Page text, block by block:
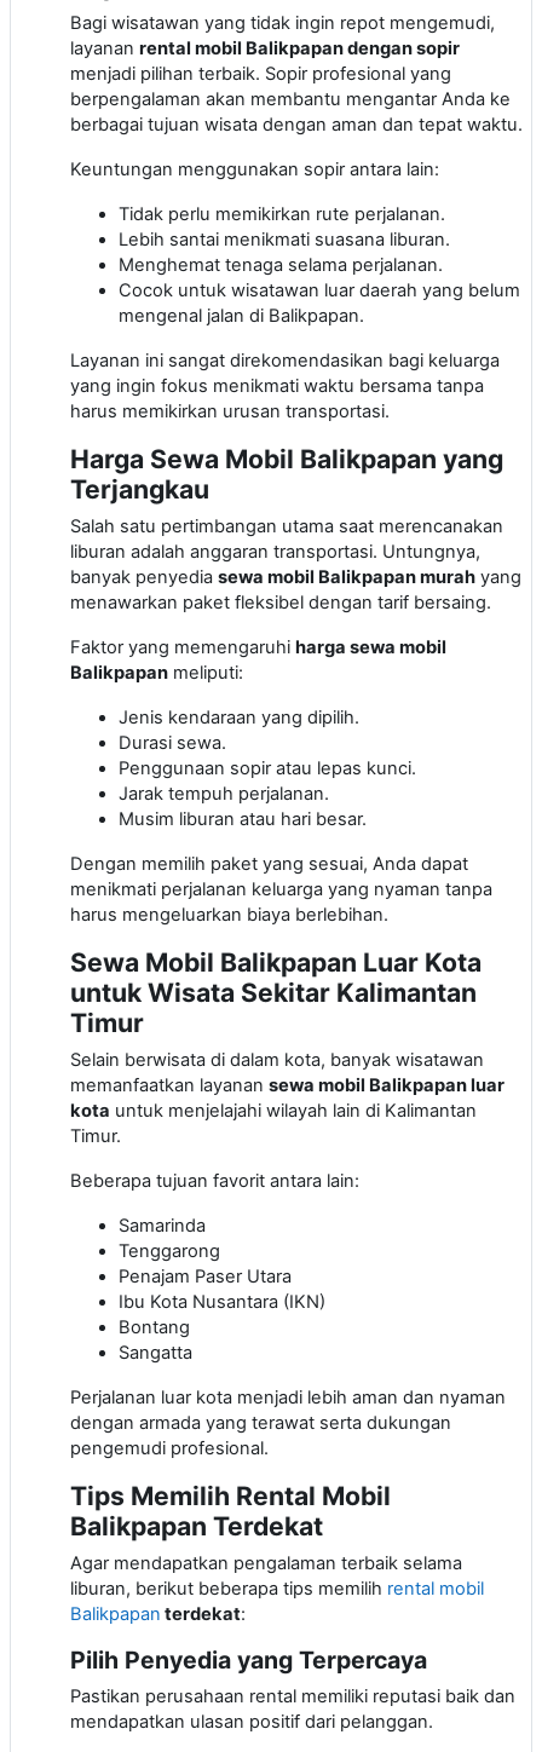
Bagi wisatawan yang tidak ingin repot mengemudi,
layanan rental mobil Balikpapan dengan sopir
menjadi pilihan terbaik. Sopir profesional yang
berpengalaman akan membantu mengantar Anda ke
berbagai tujuan wisata dengan aman dan tepat waktu.
Keuntungan menggunakan sopir antara lain:
Tidak perlu memikirkan rute perjalanan.
Lebih santai menikmati suasana liburan.
Menghemat tenaga selama perjalanan.
Cocok untuk wisatawan luar daerah yang belum
mengenal jalan di Balikpapan.
Layanan ini sangat direkomendasikan bagi keluarga
yang ingin fokus menikmati waktu bersama tanpa
harus memikirkan urusan transportasi.
Harga Sewa Mobil Balikpapan yang
Terjangkau
Salah satu pertimbangan utama saat merencanakan
liburan adalah anggaran transportasi. Untungnya,
banyak penyedia sewa mobil Balikpapan murah yang
menawarkan paket fleksibel dengan tarif bersaing.
Faktor yang memengaruhi harga sewa mobil
Balikpapan meliputi:
Jenis kendaraan yang dipilih.
Durasi sewa.
Penggunaan sopir atau lepas kunci.
Jarak tempuh perjalanan.
Musim liburan atau hari besar.
Dengan memilih paket yang sesuai, Anda dapat
menikmati perjalanan keluarga yang nyaman tanpa
harus mengeluarkan biaya berlebihan.
Sewa Mobil Balikpapan Luar Kota
untuk Wisata Sekitar Kalimantan
Timur
Selain berwisata di dalam kota, banyak wisatawan
memanfaatkan layanan sewa mobil Balikpapan luar
kota untuk menjelajahi wilayah lain di Kalimantan
Timur.
Beberapa tujuan favorit antara lain:
Samarinda
Tenggarong
Penajam Paser Utara
Ibu Kota Nusantara (IKN)
Bontang
Sangatta
Perjalanan luar kota menjadi lebih aman dan nyaman
dengan armada yang terawat serta dukungan
pengemudi profesional.
Tips Memilih Rental Mobil
Balikpapan Terdekat
Agar mendapatkan pengalaman terbaik selama
liburan, berikut beberapa tips memilih rental mobil
Balikpapan terdekat:
Pilih Penyedia yang Terpercaya
Pastikan perusahaan rental memiliki reputasi baik dan
mendapatkan ulasan positif dari pelanggan.